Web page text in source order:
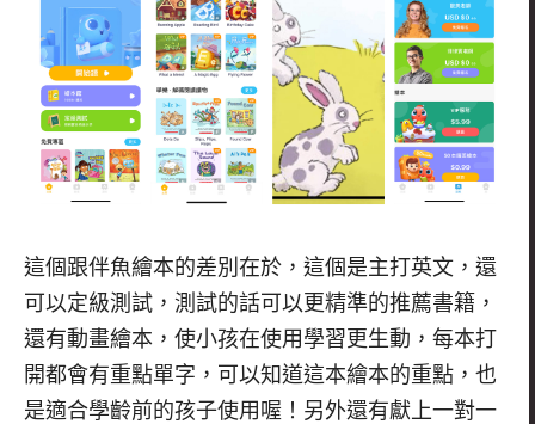
這個跟伴魚繪本的差別在於，這個是主打英文，還
可以定級測試，測試的話可以更精準的推薦書籍，
還有動畫繪本，使小孩在使用學習更生動，每本打
開都會有重點單字，可以知道這本繪本的重點，也
是適合學齡前的孩子使用喔！另外還有獻上一對一